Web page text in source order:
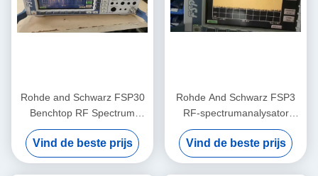
Rohde and Schwarz FSP30
Benchtop RF Spectrum
Analyzer 9 KHz tot 30 GHz
met -155 dBm geluidsniveau
en voorgebruikt getest
Vind de beste prijs
Rohde And Schwarz FSP3
RF-spectrumanalysator
Praktische RF-
frequentieanalysator
Vind de beste prijs